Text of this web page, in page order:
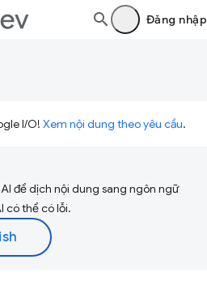
Đăng nhập
I/O! Xem nội dung theo yêu cầu.
để dịch nội dung sang ngôn ngữ
có thể có lỗi.